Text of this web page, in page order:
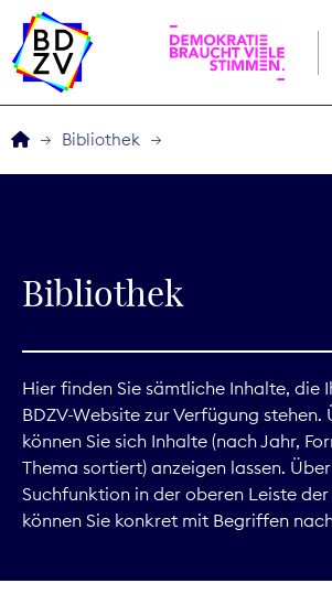
Service
Digitales
Kommunikation
Marktdaten
Bibliothek
Bibliothek
Hier finden Sie sämtliche Inhalte, die
BDZV-Website zur Verfügung stehen.
können Sie sich Inhalte (nach Jahr,
Thema sortiert) anzeigen lassen.
Suchfunktion in der oberen Leiste
können Sie konkret mit Begriffen